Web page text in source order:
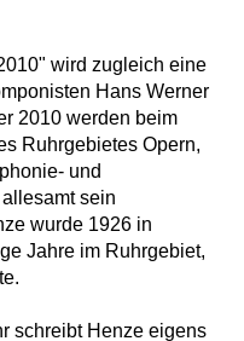
wird zugleich eine
Hans Werner
2010 werden beim
Ruhrgebietes Opern,
und
sein
wurde 1926 in
Jahre im Ruhrgebiet,
schreibt Henze eigens